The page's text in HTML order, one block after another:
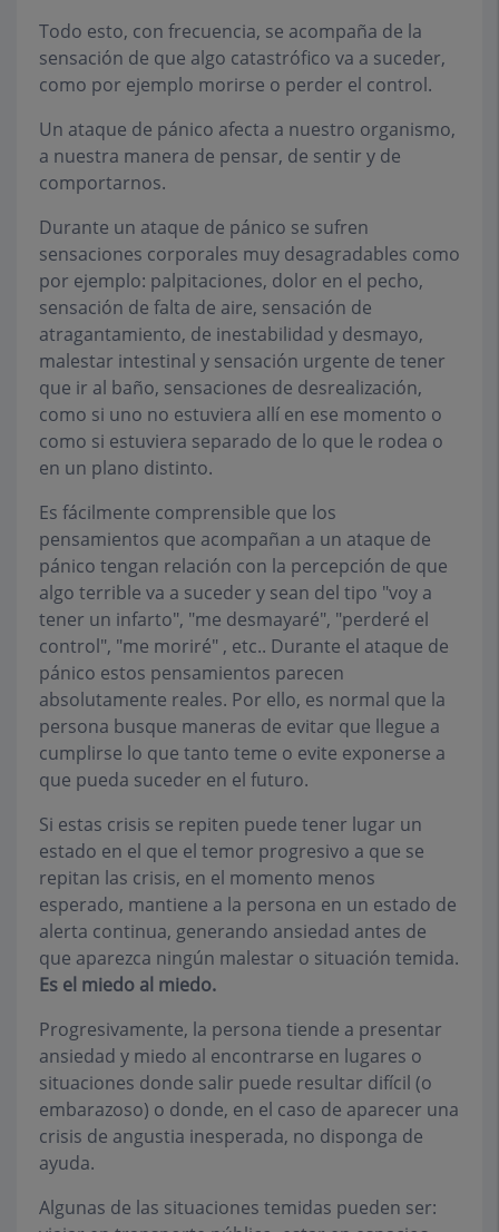
Todo esto, con frecuencia, se acompaña de la
sensación de que algo catastrófico va a suceder,
como por ejemplo morirse o perder el control.
Un ataque de pánico afecta a nuestro organismo,
a nuestra manera de pensar, de sentir y de
comportarnos.
Durante un ataque de pánico se sufren
sensaciones corporales muy desagradables como
por ejemplo: palpitaciones, dolor en el pecho,
sensación de falta de aire, sensación de
atragantamiento, de inestabilidad y desmayo,
malestar intestinal y sensación urgente de tener
que ir al baño, sensaciones de desrealización,
como si uno no estuviera allí en ese momento o
como si estuviera separado de lo que le rodea o
en un plano distinto.
Es fácilmente comprensible que los
pensamientos que acompañan a un ataque de
pánico tengan relación con la percepción de que
algo terrible va a suceder y sean del tipo "voy a
tener un infarto", "me desmayaré", "perderé el
control", "me moriré" , etc.. Durante el ataque de
pánico estos pensamientos parecen
absolutamente reales. Por ello, es normal que la
persona busque maneras de evitar que llegue a
cumplirse lo que tanto teme o evite exponerse a
que pueda suceder en el futuro.
Si estas crisis se repiten puede tener lugar un
estado en el que el temor progresivo a que se
repitan las crisis, en el momento menos
esperado, mantiene a la persona en un estado de
alerta continua, generando ansiedad antes de
que aparezca ningún malestar o situación temida.
Es el miedo al miedo.
Progresivamente, la persona tiende a presentar
ansiedad y miedo al encontrarse en lugares o
situaciones donde salir puede resultar difícil (o
embarazoso) o donde, en el caso de aparecer una
crisis de angustia inesperada, no disponga de
ayuda.
Algunas de las situaciones temidas pueden ser: